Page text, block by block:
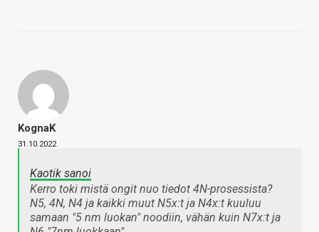
KognaK
31.10.2022
Kaotik sanoi
Kerro toki mistä ongit nuo tiedot 4N-prosessista?
N5, 4N, N4 ja kaikki muut N5x:t ja N4x:t kuuluu
samaan "5 nm luokan" noodiin, vähän kuin N7x:t ja